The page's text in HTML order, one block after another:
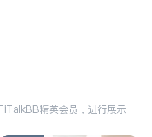
iTalkBB精英会员，进行展示